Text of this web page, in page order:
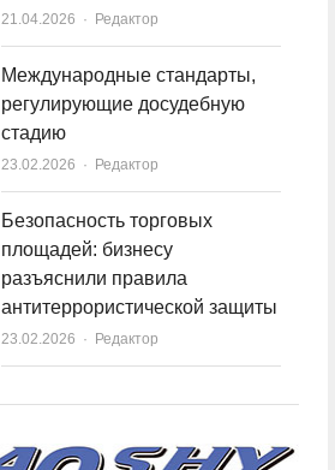
21.04.2026 Author
Редактор
Международные стандарты,
регулирующие досудебную
стадию
23.02.2026 Author
Редактор
Безопасность торговых
площадей: бизнесу
разъяснили правила
антитеррористической защиты
23.02.2026 Author
Редактор